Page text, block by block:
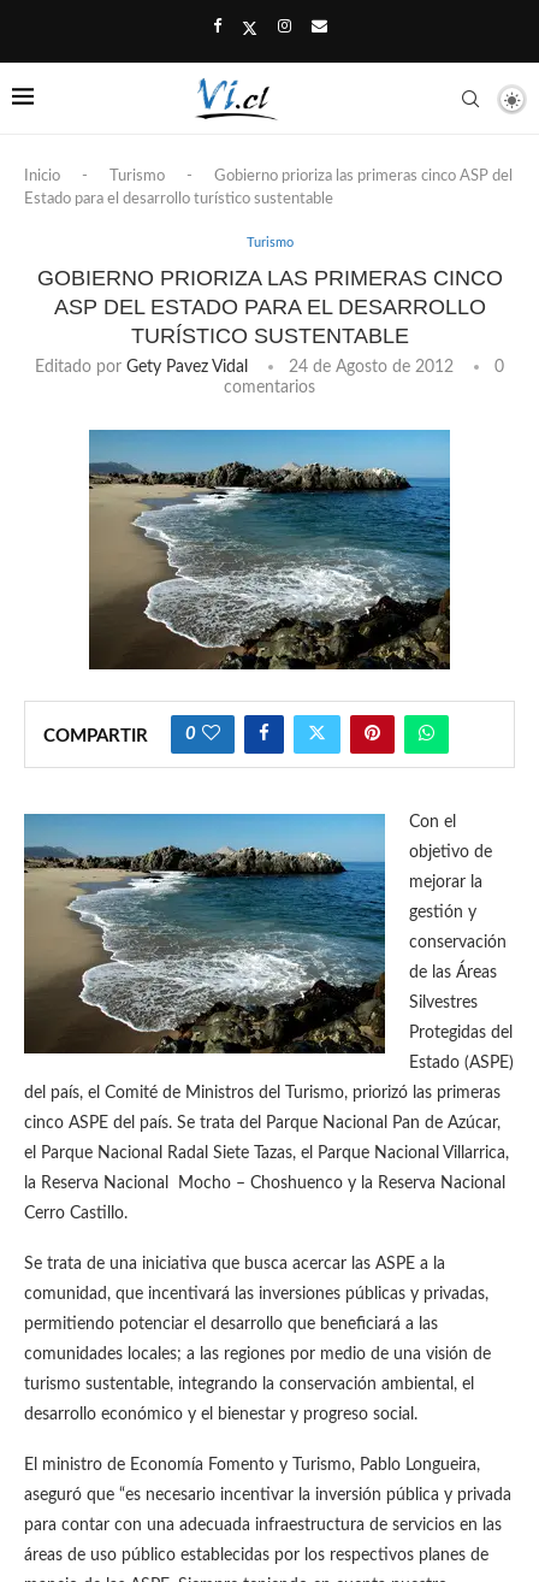
Inicio - Turismo -
Gobierno prioriza las primeras cinco ASP del
Estado para el desarrollo turístico sustentable
Turismo
GOBIERNO PRIORIZA LAS PRIMERAS CINCO
ASP DEL ESTADO PARA EL DESARROLLO
TURÍSTICO SUSTENTABLE
Editado por Gety Pavez Vidal 24 de Agosto de 2012
0
comentarios
COMPARTIR 0
Con el
objetivo de
mejorar la
gestión y
conservación
de las Áreas
Silvestres
Protegidas del
Estado (ASPE)
del país, el Comité de Ministros del Turismo, priorizó las primeras
cinco ASPE del país. Se trata del Parque Nacional Pan de Azúcar,
el Parque Nacional Radal Siete Tazas, el Parque Nacional Villarrica,
la Reserva Nacional Mocho – Choshuenco y la Reserva Nacional
Cerro Castillo.
Se trata de una iniciativa que busca acercar las ASPE a la
comunidad, que incentivará las inversiones públicas y privadas,
permitiendo potenciar el desarrollo que beneficiará a las
comunidades locales; a las regiones por medio de una visión de
turismo sustentable, integrando la conservación ambiental, el
desarrollo económico y el bienestar y progreso social.
El ministro de Economía Fomento y Turismo, Pablo Longueira,
aseguró que “es necesario incentivar la inversión pública y privada
para contar con una adecuada infraestructura de servicios en las
áreas de uso público establecidas por los respectivos planes de